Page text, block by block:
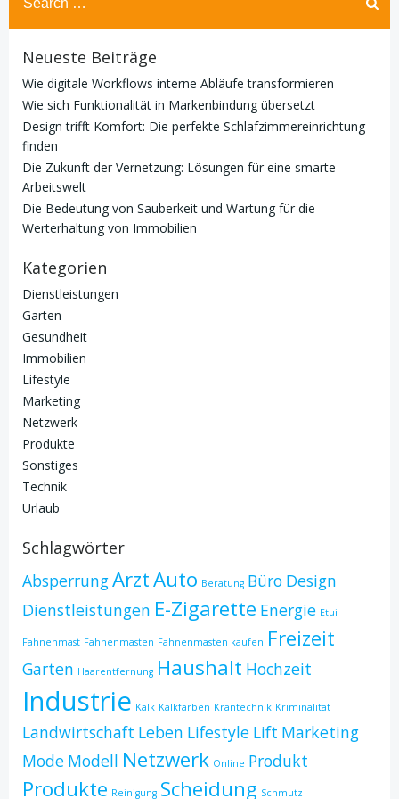
for:
Neueste Beiträge
Wie digitale Workflows interne Abläufe transformieren
Wie sich Funktionalität in Markenbindung übersetzt
Design trifft Komfort: Die perfekte Schlafzimmereinrichtung
finden
Die Zukunft der Vernetzung: Lösungen für eine smarte
Arbeitswelt
Die Bedeutung von Sauberkeit und Wartung für die
Werterhaltung von Immobilien
Kategorien
Dienstleistungen
Garten
Gesundheit
Immobilien
Lifestyle
Marketing
Netzwerk
Produkte
Sonstiges
Technik
Urlaub
Schlagwörter
AbsperrungArztAuto Beratung Büro Design
Dienstleistungen E-Zigarette Energie Etui
Fahnenmast Fahnenmasten Fahnenmasten kaufen Freizeit
Garten Haarentfernung Haushalt Hochzeit
Industrie Kalk Kalkfarben Krantechnik Kriminalität
Landwirtschaft Leben Lifestyle Lift Marketing
Mode Modell Netzwerk Online Produkt
Produkte Reinigung Scheidung Schmutz